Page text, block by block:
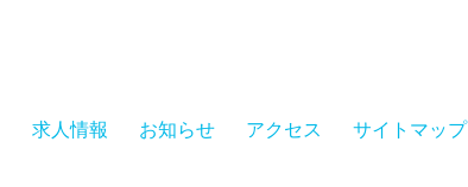
求人情報 お知らせ アクセス サイトマップ